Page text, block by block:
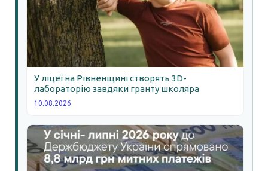
У ліцеї на Рівненщині створять 3D-
лабораторію завдяки гранту школяра
10.08.2026